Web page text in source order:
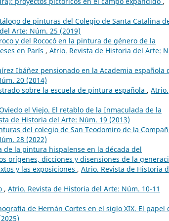
de pinturas del Colegio de Santa Catalina
Arte: Núm. 25 (2019)
y del Rococó en la pintura de género de la
en París , Atrio. Revista de Historia del Arte:
Ibáñez pensionado en la Academia española
20 (2014)
sobre la escuela de pintura española , Atrio.
el Viejo. El retablo de la Inmaculada de la
de Historia del Arte: Núm. 19 (2013)
del colegio de San Teodomiro de la
28 (2022)
de la pintura hispalense en la década del
orígenes, dicciones y disensiones de la
y las exposiciones , Atrio. Revista de Historia
, Atrio. Revista de Historia del Arte: Núm. 10-11
de Hernán Cortes en el siglo XIX. El papel